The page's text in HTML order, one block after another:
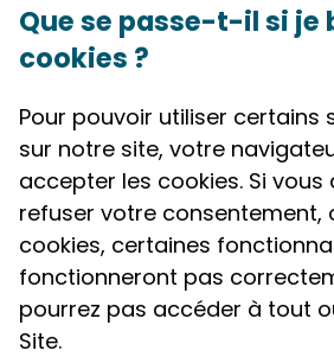
Que se passe-t-il si je
cookies ?
Pour pouvoir utiliser certains
sur notre site, votre
accepter les cookies. Si vous
refuser votre consentement,
cookies, certaines
fonctionneront pas
pourrez pas accéder à tout
Site.